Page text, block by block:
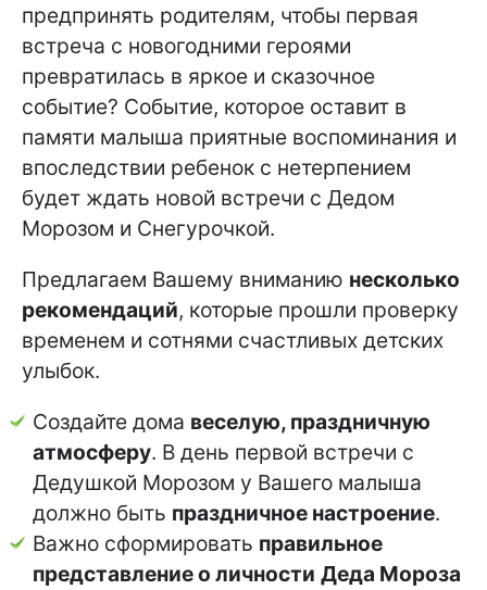
предпринять родителям, чтобы первая
встреча с новогодними героями
превратилась в яркое и сказочное
событие? Событие, которое оставит в
памяти малыша приятные воспоминания и
впоследствии ребенок с нетерпением
будет ждать новой встречи с Дедом
Морозом и Снегурочкой.
Предлагаем Вашему вниманию несколько
рекомендаций, которые прошли проверку
временем и сотнями счастливых детских
улыбок.
Создайте дома веселую, праздничную
атмосферу. В день первой встречи с
Дедушкой Морозом у Вашего малыша
должно быть праздничное настроение.
Важно сформировать правильное
представление о личности Деда Мороза